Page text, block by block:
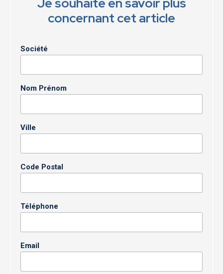
concernant cet article
Société
Nom Prénom
Ville
Code Postal
Téléphone
Email